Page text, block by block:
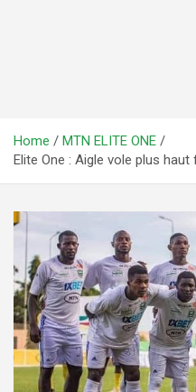
Home
MTN ELITE ONE
Elite One : Aigle vole plus haut